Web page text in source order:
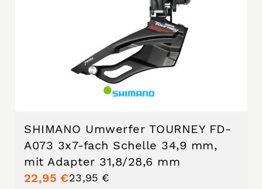
SHIMANO Umwerfer TOURNEY FD-
A073 3x7-fach Schelle 34,9 mm,
mit Adapter 31,8/28,6 mm
22,95 €23,95 €